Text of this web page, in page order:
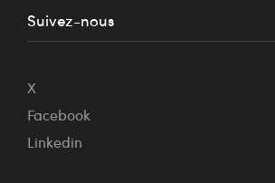
Suivez-nous
X
Facebook
Linkedin